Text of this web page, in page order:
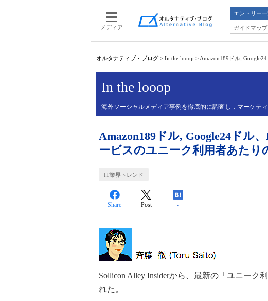
メディア
エントリー
ガイドマップ
オルタナティブ・ブログ > In the looop > Amazon189ドル,
In the looop
海外ソーシャルメディア事例を徹底的に調査し，マーケテ
Amazon189ドル, Google24ドル
ービスのユニーク利用者あたり
IT業界トレンド
Share Post -
Sollicon Alley Insiderから、最新の「ユニーク
れた。